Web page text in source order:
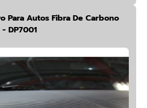
Para Autos Fibra De Carbono
DP7001